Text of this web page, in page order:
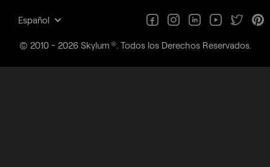
Español
© 2010 - 2026 Skylum ®. Todos los Derechos Reservados.